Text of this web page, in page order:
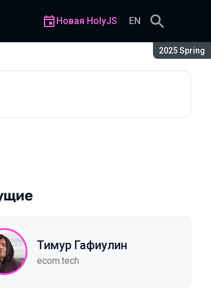
Сезон:
2025 Spring
Новая HolyJS EN
Тимур Гафиулин
ecom.tech